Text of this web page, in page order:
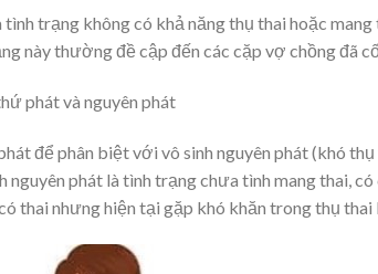
trạng không có khả năng thụ thai hoặc
này thường đề cập đến các cặp vợ chồng đã
phát và nguyên phát
để phân biệt với vô sinh nguyên phát (khó
nguyên phát là tình trạng chưa tình mang thai,
thai nhưng hiện tại gặp khó khăn trong thụ thai